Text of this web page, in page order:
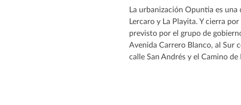
La urbanización Opuntia es
Lercaro y La Playita. Y cierra
previsto por el grupo de
Avenida Carrero Blanco, al Sur
calle San Andrés y el Camino